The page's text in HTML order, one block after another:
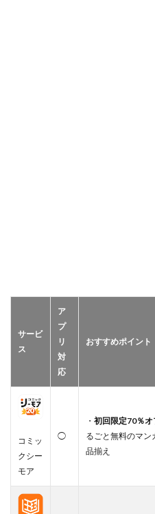
サービ
ス
ア
プ
リ
対
応
おすすめポイント
コミッ
クシー
モア
◯
・ 初回限定70％
るごと無料のマ
品揃え